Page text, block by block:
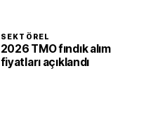
SEKTÖREL
2026 TMO fındık alım
fiyatları açıklandı